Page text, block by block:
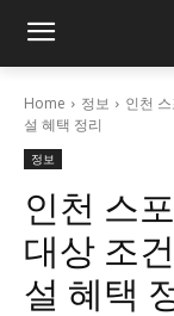
Home 정보
인천
설 혜택 정리
정보
인천 스
대상 조
설 혜택